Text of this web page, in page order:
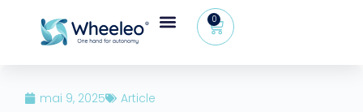
0
mai 9, 2025 Article